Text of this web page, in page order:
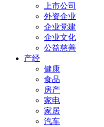
上市公司
外资企业
企业党建
企业文化
公益慈善
产经
健康
食品
房产
家电
家居
汽车